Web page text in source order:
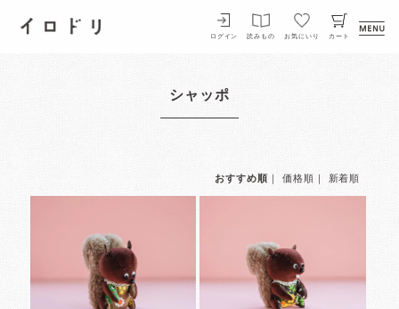
イロドリ
ログイン 読みもの お気にいり カート
シャッポ
おすすめ順 価格順 新着順